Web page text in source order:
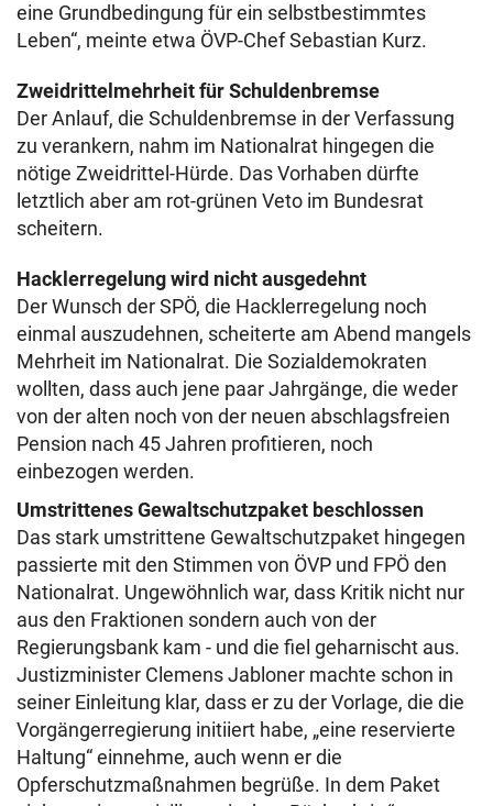
eine Grundbedingung für ein selbstbestimmtes
Leben“, meinte etwa ÖVP-Chef Sebastian Kurz.
Zweidrittelmehrheit für Schuldenbremse
Der Anlauf, die Schuldenbremse in der Verfassung
zu verankern, nahm im Nationalrat hingegen die
nötige Zweidrittel-Hürde. Das Vorhaben dürfte
letztlich aber am rot-grünen Veto im Bundesrat
scheitern.
Hacklerregelung wird nicht ausgedehnt
Der Wunsch der SPÖ, die Hacklerregelung noch
einmal auszudehnen, scheiterte am Abend mangels
Mehrheit im Nationalrat. Die Sozialdemokraten
wollten, dass auch jene paar Jahrgänge, die weder
von der alten noch von der neuen abschlagsfreien
Pension nach 45 Jahren profitieren, noch
einbezogen werden.
Umstrittenes Gewaltschutzpaket beschlossen
Das stark umstrittene Gewaltschutzpaket hingegen
passierte mit den Stimmen von ÖVP und FPÖ den
Nationalrat. Ungewöhnlich war, dass Kritik nicht nur
aus den Fraktionen sondern auch von der
Regierungsbank kam - und die fiel geharnischt aus.
Justizminister Clemens Jabloner machte schon in
seiner Einleitung klar, dass er zu der Vorlage, die die
Vorgängerregierung initiiert habe, „eine reservierte
Haltung“ einnehme, auch wenn er die
Opferschutzmaßnahmen begrüße. In dem Paket